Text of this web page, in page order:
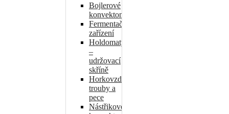
Bojlerové
konvektomaty
Fermentační
zařízení
Holdomaty
–
udržovací
skříně
Horkovzdušné
trouby a
pece
Nástřikové